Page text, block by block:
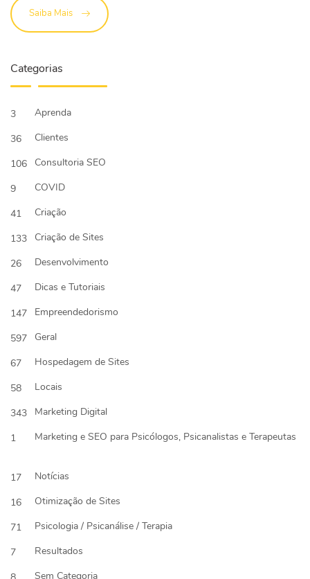
Saiba Mais
Categorias
3
Aprenda
36
Clientes
106
Consultoria SEO
9
COVID
41
Criação
133
Criação de Sites
26
Desenvolvimento
47
Dicas e Tutoriais
147
Empreendedorismo
597
Geral
67
Hospedagem de Sites
58
Locais
343
Marketing Digital
1
Marketing e SEO para Psicólogos, Psicanalistas e Terapeutas
17
Notícias
16
Otimização de Sites
71
Psicologia / Psicanálise / Terapia
7
Resultados
Sem Categoria